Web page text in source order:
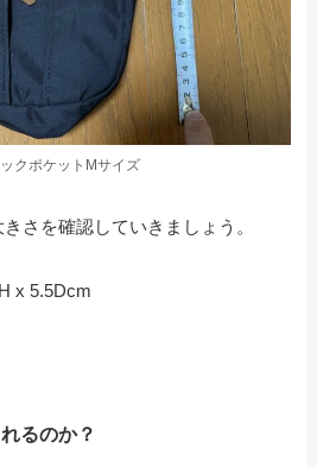
クポケットMサイズ
きさを確認していきましょう。
x 5.5Dcm
るのか？